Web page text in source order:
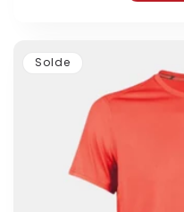
Solde